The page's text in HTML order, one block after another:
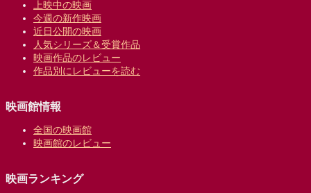
上映中の映画
今週の新作映画
近日公開の映画
人気シリーズ＆受賞作品
映画作品のレビュー
作品別にレビューを読む
映画館情報
全国の映画館
映画館のレビュー
映画ランキング